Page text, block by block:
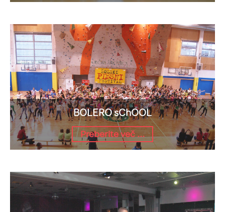
BOLERO sChOOL
Preberite več ...